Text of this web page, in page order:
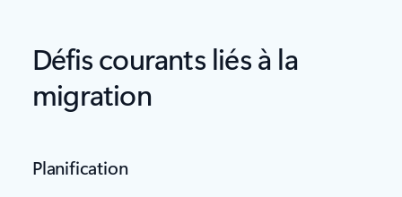
Défis courants liés à la
migration
Planification